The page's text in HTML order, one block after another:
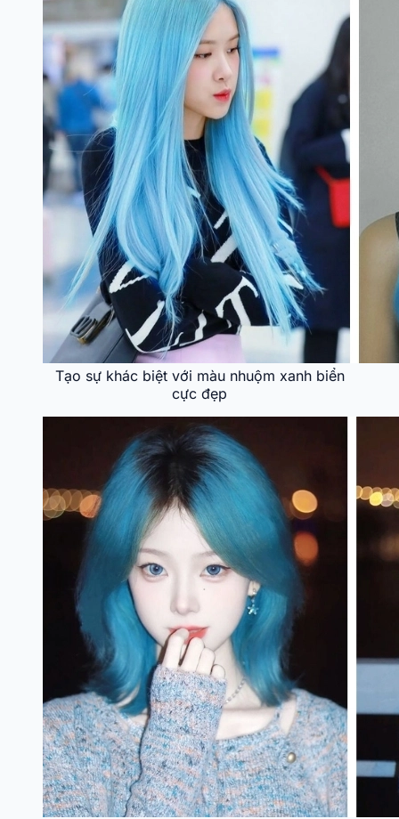
Tạo sự khác biệt với màu nhuộm xanh biển
cực đẹp